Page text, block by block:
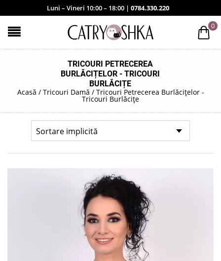
Luni – Vineri 10:00 – 18:00 | 0784.330.220
0
TRICOURI PETRECEREA
BURLĂCIȚELOR - TRICOURI
BURLĂCIȚE
Acasă / Tricouri Damă / Tricouri Petrecerea Burlăcițelor -
Tricouri Burlăcițe